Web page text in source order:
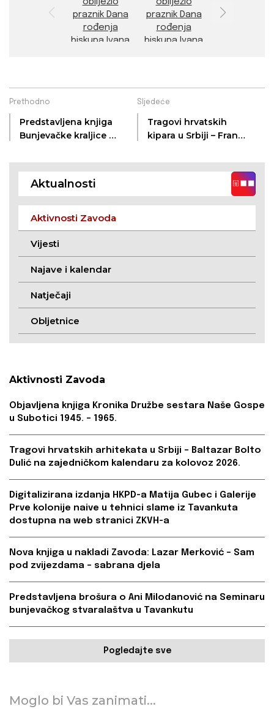
Prethodno
Predstavljena knjiga
Bunjevačke kraljice u
Sljedeće
Tragovi hrvatskih
kipara u Srbiji – Frano
zajedničkom
kalendaru za lipanj
Aktualnosti
Aktivnosti Zavoda
Vijesti
Najave i kalendar
Natječaji
Obljetnice
Aktivnosti Zavoda
Objavljena knjiga Kronika Družbe sestara Naše Gospe
u Subotici 1945. – 1965.
Tragovi hrvatskih arhitekata u Srbiji – Baltazar Bolto
Dulić na zajedničkom kalendaru za kolovoz 2026.
Digitalizirana izdanja HKPD-a Matija Gubec i Galerije
Prve kolonije naive u tehnici slame iz Tavankuta
dostupna na web stranici ZKVH-a
Nova knjiga u nakladi Zavoda: Lazar Merković – Sam
pod zvijezdama – sabrana djela
Predstavljena brošura o Ani Milodanović na Seminaru
bunjevačkog stvaralaštva u Tavankutu
Pogledajte sve
Moglo bi Vas zanimati...